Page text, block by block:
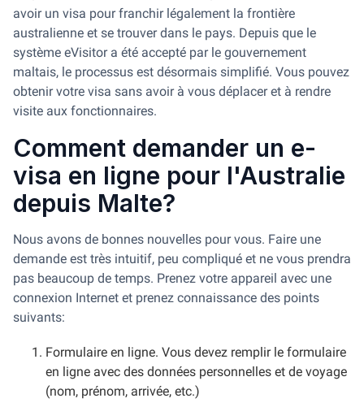
avoir un visa pour franchir légalement la frontière
australienne et se trouver dans le pays. Depuis que le
système eVisitor a été accepté par le gouvernement
maltais, le processus est désormais simplifié. Vous pouvez
obtenir votre visa sans avoir à vous déplacer et à rendre
visite aux fonctionnaires.
Comment demander un e-
visa en ligne pour l'Australie
depuis Malte?
Nous avons de bonnes nouvelles pour vous. Faire une
demande est très intuitif, peu compliqué et ne vous prendra
pas beaucoup de temps. Prenez votre appareil avec une
connexion Internet et prenez connaissance des points
suivants:
Formulaire en ligne. Vous devez remplir le formulaire
en ligne avec des données personnelles et de voyage
(nom, prénom, arrivée, etc.)